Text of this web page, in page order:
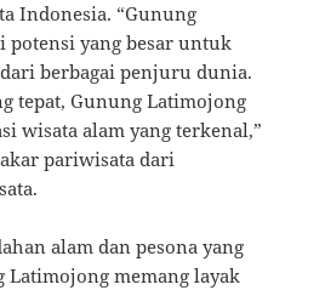
Indonesia. “Gunung
yang besar untuk
berbagai penjuru dunia.
tepat, Gunung Latimojong
wisata alam yang terkenal,”
pariwisata dari
alam dan pesona yang
memang layak